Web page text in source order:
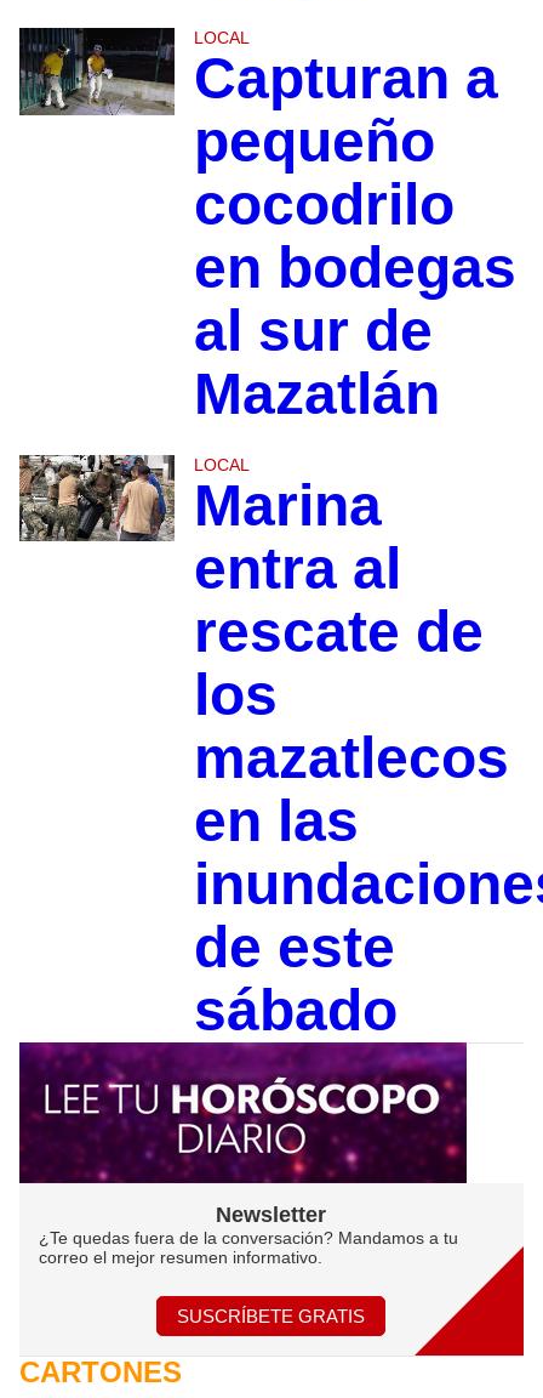
LOCAL
Capturan a
pequeño
cocodrilo
en bodegas
al sur de
Mazatlán
LOCAL
Marina
entra al
rescate de
los
mazatlecos
en las
de este
sábado
Newsletter
¿Te quedas fuera de la conversación? Mandamos a tu
correo el mejor resumen informativo.
SUSCRÍBETE GRATIS
CARTONES